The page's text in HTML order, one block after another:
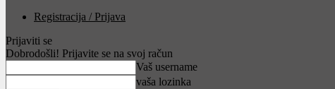
Registracija / Prijava
Prijaviti se
Dobrodošli! Prijavite se na svoj račun
Vaš username
vaša lozinka